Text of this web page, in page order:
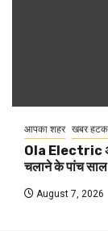
आपका शहर खबर
Ola Electric
चलाने के पांच
August 7, 2026